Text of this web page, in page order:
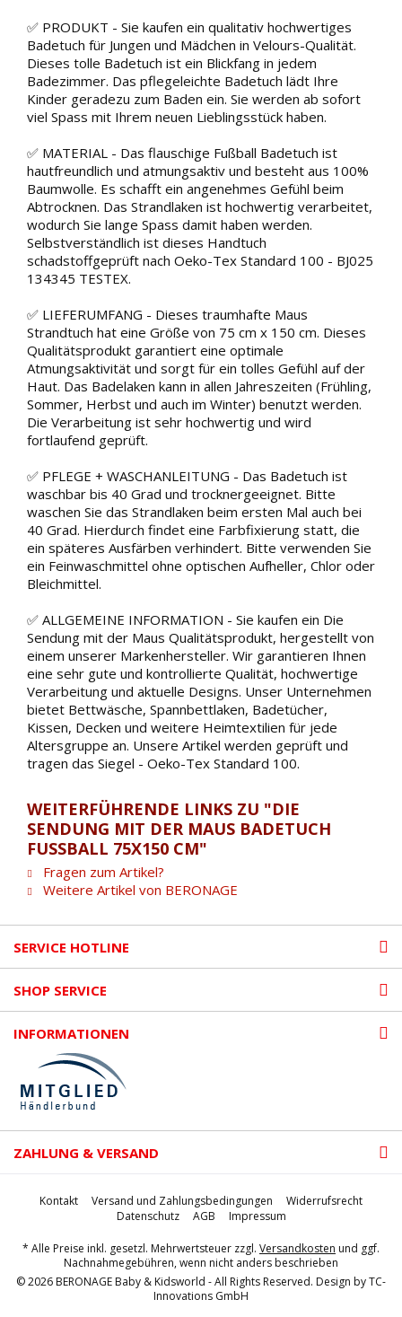
✅ PRODUKT - Sie kaufen ein qualitativ hochwertiges
Badetuch für Jungen und Mädchen in Velours-Qualität.
Dieses tolle Badetuch ist ein Blickfang in jedem
Badezimmer. Das pflegeleichte Badetuch lädt Ihre
Kinder geradezu zum Baden ein. Sie werden ab sofort
viel Spass mit Ihrem neuen Lieblingsstück haben.
✅ MATERIAL - Das flauschige Fußball Badetuch ist
hautfreundlich und atmungsaktiv und besteht aus 100%
Baumwolle. Es schafft ein angenehmes Gefühl beim
Abtrocknen. Das Strandlaken ist hochwertig verarbeitet,
wodurch Sie lange Spass damit haben werden.
Selbstverständlich ist dieses Handtuch
schadstoffgeprüft nach Oeko-Tex Standard 100 - BJ025
134345 TESTEX.
✅ LIEFERUMFANG - Dieses traumhafte Maus
Strandtuch hat eine Größe von 75 cm x 150 cm. Dieses
Qualitätsprodukt garantiert eine optimale
Atmungsaktivität und sorgt für ein tolles Gefühl auf der
Haut. Das Badelaken kann in allen Jahreszeiten (Frühling,
Sommer, Herbst und auch im Winter) benutzt werden.
Die Verarbeitung ist sehr hochwertig und wird
fortlaufend geprüft.
✅ PFLEGE + WASCHANLEITUNG - Das Badetuch ist
waschbar bis 40 Grad und trocknergeeignet. Bitte
waschen Sie das Strandlaken beim ersten Mal auch bei
40 Grad. Hierdurch findet eine Farbfixierung statt, die
ein späteres Ausfärben verhindert. Bitte verwenden Sie
ein Feinwaschmittel ohne optischen Aufheller, Chlor oder
Bleichmittel.
✅ ALLGEMEINE INFORMATION - Sie kaufen ein Die
Sendung mit der Maus Qualitätsprodukt, hergestellt von
einem unserer Markenhersteller. Wir garantieren Ihnen
eine sehr gute und kontrollierte Qualität, hochwertige
Verarbeitung und aktuelle Designs. Unser Unternehmen
bietet Bettwäsche, Spannbettlaken, Badetücher,
Kissen, Decken und weitere Heimtextilien für jede
Altersgruppe an. Unsere Artikel werden geprüft und
tragen das Siegel - Oeko-Tex Standard 100.
WEITERFÜHRENDE LINKS ZU "DIE
SENDUNG MIT DER MAUS BADETUCH
FUSSBALL 75X150 CM"
Fragen zum Artikel?
Weitere Artikel von BERONAGE
SERVICE HOTLINE
SHOP SERVICE
INFORMATIONEN
ZAHLUNG & VERSAND
Kontakt Versand und Zahlungsbedingungen
Widerrufsrecht
Datenschutz
AGB Impressum
* Alle Preise inkl. gesetzl. Mehrwertsteuer zzgl. Versandkosten und ggf.
Nachnahmegebühren, wenn nicht anders beschrieben
© 2026 BERONAGE Baby & Kidsworld - All Rights Reserved. Design byTC-
Innovations GmbH